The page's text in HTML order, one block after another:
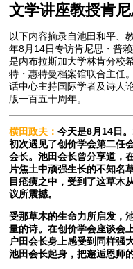
文学讲座教授肯
以下内容摘录自池田和平、
年8月14日专访肯尼思・普
是内布拉斯加大学林肯分校
特・惠特曼档案馆联合主任
话中心主持国际学者及诗人
版一百五十周年。
横田政夫：今天是8月14日
初次遇见了创价学会第二任
会长。池田会长曾分享道，
片焦土中顽强生长的不知名
目疮痍之中，受到了这草木
议所震撼。
受那草木的生命力所启发，
量的诗。在创价学会座谈会
户田会长身上感受到同样强
池田会长起身，把邂逅恩师